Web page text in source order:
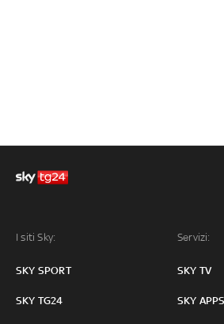
I siti Sky:
SKY SPORT
SKY TG24
Servizi:
SKY TV
SKY APPS